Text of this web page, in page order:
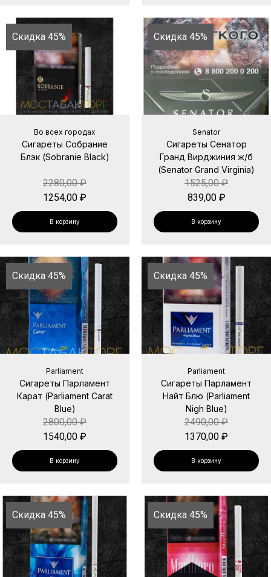
Скидка 45%
Во всех городах
Сигареты Собрание
Блэк (Sobranie Black)
2280,00₽
1254,00 ₽
В корзину
Скидка 45%
Senator
Сигареты Сенатор
Гранд Вирджиния ж/б
(Senator Grand Virginia)
1525,00₽
839,00 ₽
В корзину
Скидка 45%
Parliament
Сигареты Парламент
Карат (Parliament Carat
Blue)
2800,00₽
1540,00 ₽
В корзину
Скидка 45%
Parliament
Сигареты Парламент
Найт Блю (Parliament
Nigh Blue)
2490,00₽
1370,00 ₽
В корзину
Скидка 45% Скидка 45%